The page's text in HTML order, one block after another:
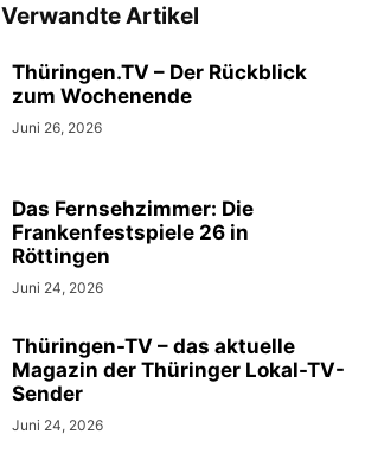
Verwandte Artikel
Thüringen.TV – Der Rückblick
zum Wochenende
Juni 26, 2026
Das Fernsehzimmer: Die
Frankenfestspiele 26 in
Röttingen
Juni 24, 2026
Thüringen-TV – das aktuelle
Magazin der Thüringer Lokal-TV-
Sender
Juni 24, 2026